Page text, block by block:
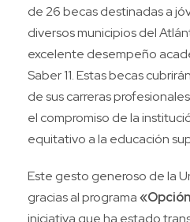
de 26 becas destinadas a
diversos municipios del
excelente desempeño
Saber 11. Estas becas
de sus carreras
el compromiso de la
equitativo a la educación
Este gesto generoso de la
gracias al programa
iniciativa que ha estado